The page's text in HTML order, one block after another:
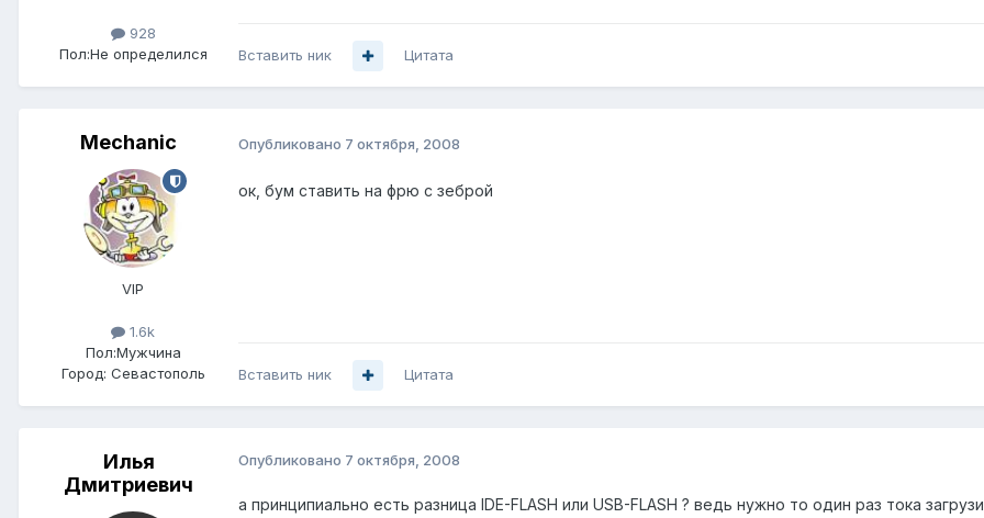
928
Пол:Не определился Вставить ник Цитата
Mechanic
VIP
1.6k
Пол:Мужчина
Город: Севастополь
Опубликовано 7 октября, 2008
ок, бум ставить на фрю с зеброй
Вставить ник Цитата
Илья
Дмитриевич
Опубликовано 7 октября, 2008
а принципиально есть разница IDE-FLASH или USB-FLASH ? ведь нужно то один раз тока